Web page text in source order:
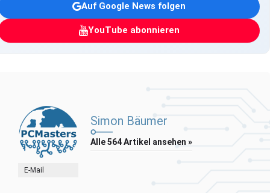
Auf Google News folgen
YouTube abonnieren
E-Mail
Simon Bäumer
Alle 564 Artikel ansehen »